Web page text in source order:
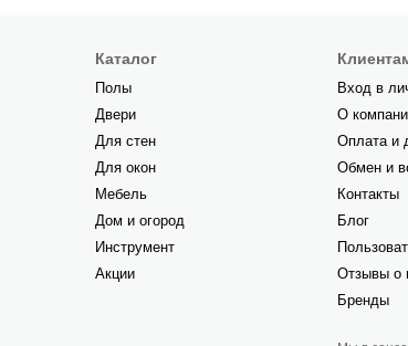
Каталог
Полы
Двери
Для стен
Для окон
Мебель
Дом и огород
Инструмент
Акции
Вход в
О
Оплата и
Обмен и
Контакты
Блог
Отзывы о
Бренды